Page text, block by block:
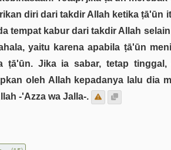
diri dari takdir Allah ketika
tempat kabur dari takdir Allah
yaitu karena apabila ṭā'ūn
Jika ia sabar, tetap
oleh Allah kepadanya lalu dia
-'Azza wa Jalla-.